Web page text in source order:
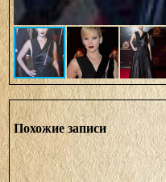
Похожие записи